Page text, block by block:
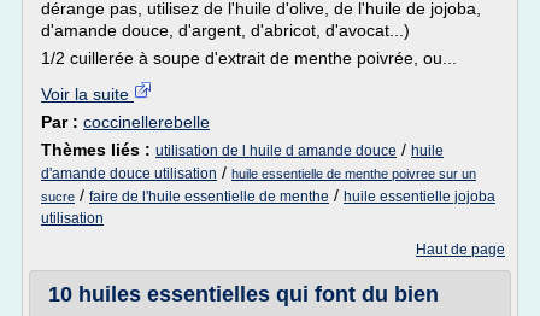
dérange pas, utilisez de l'huile d'olive, de l'huile de jojoba,
d'amande douce, d'argent, d'abricot, d'avocat...)
1/2 cuillerée à soupe d'extrait de menthe poivrée, ou...
Voir la suite
Par : coccinellerebelle
Thèmes liés : utilisation de l huile d amande douce / huile
d'amande douce utilisation / huile essentielle de menthe poivree sur un
sucre / faire de l'huile essentielle de menthe / huile essentielle jojoba
utilisation
Haut de page
10 huiles essentielles qui font du bien